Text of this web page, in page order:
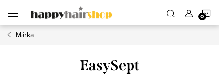
fő
tartalomhoz
Márka
EasySept